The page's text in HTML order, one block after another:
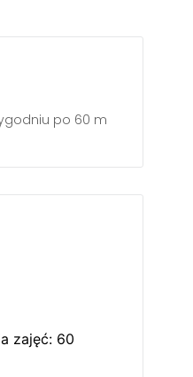
zajęć: 60
po 60 min.